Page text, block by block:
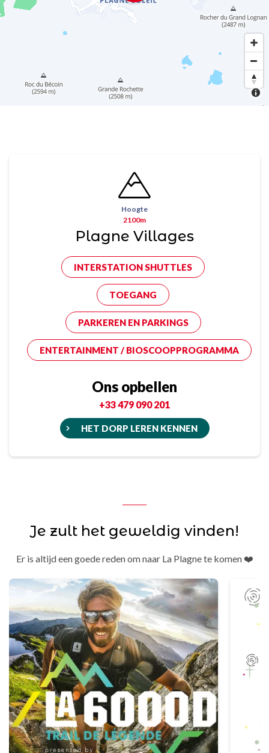
Hoogte
2100m
Plagne Villages
INTERSTATION SHUTTLES
TOEGANG
PARKEREN EN PARKINGS
ENTERTAINMENT / BIOSCOOPPROGRAMMA
Ons opbellen
+33 479 090 201
HET DORP LEREN KENNEN
Je zult het geweldig vinden!
Er is altijd een goede reden om naar La Plagne te komen ❤️